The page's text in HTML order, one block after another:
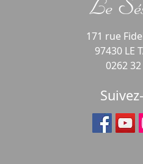
171 rue
97430 LE
0262